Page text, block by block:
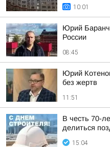
10:01
Юрий
России
08:45
Юрий
без жертв
11:51
В честь 70-
делиться
15:04